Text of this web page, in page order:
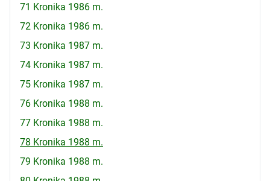
71 Kronika 1986 m.
72 Kronika 1986 m.
73 Kronika 1987 m.
74 Kronika 1987 m.
75 Kronika 1987 m.
76 Kronika 1988 m.
77 Kronika 1988 m.
78 Kronika 1988 m.
79 Kronika 1988 m.